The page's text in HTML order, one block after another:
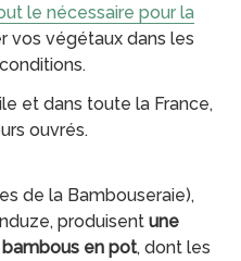
le nécessaire pour la
vos végétaux dans les
et dans toute la France,
ouvrés.
de la Bambouseraie),
produisent une
en pot, dont les